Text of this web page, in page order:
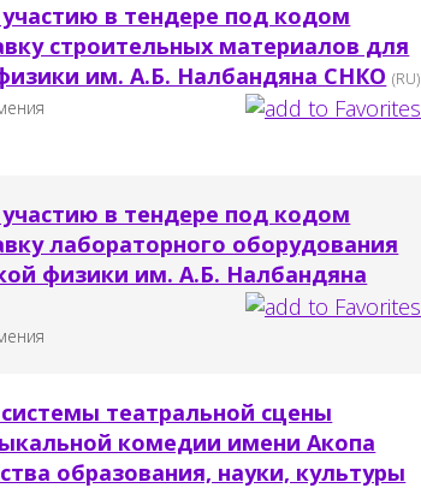
в тендере под кодом
строительных материалов для
им. А.Б. Налбандяна СНКО (RU)
в тендере под кодом
лабораторного оборудования
физики им. А.Б. Налбандяна
театральной сцены
комедии имени Акопа
образования, науки, культуры